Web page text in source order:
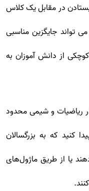
در مقابل یک کلاس
جایگزین مناسبی
از دانش آموزان به
ریاضیات و شیمی محدود
کنید که به بزرگسالان
یا از طریق ماژول‌های